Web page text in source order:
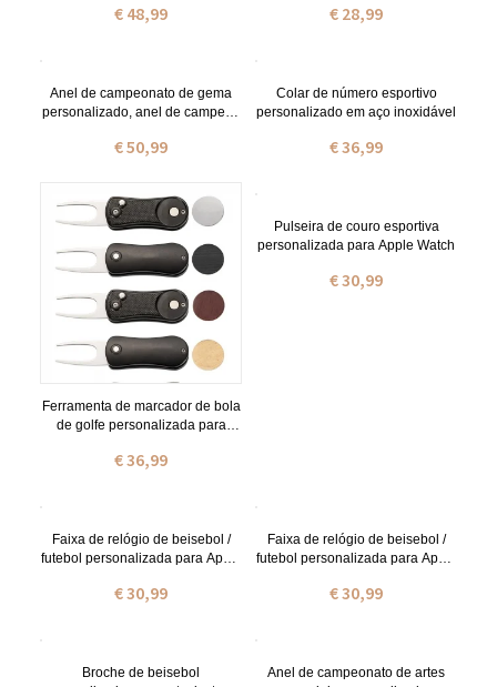
meninas, equipe de jogadores
€ 48,99 € 28,99
Anel de campeonato de gema
personalizado, anel de campeão
basquete, futebol, beisebol, luta
troféu
€ 50,99
Colar de número esportivo
personalizado em aço inoxidável
€ 36,99
Ferramenta de marcador de bola
de golfe personalizada para
€ 36,99
Pulseira de couro esportiva
personalizada para Apple Watch
€ 30,99
Faixa de relógio de beisebol /
futebol personalizada para Apple
€ 30,99
Faixa de relógio de beisebol /
futebol personalizada para Apple
€ 30,99
Broche de beisebol
Anel de campeonato de artes